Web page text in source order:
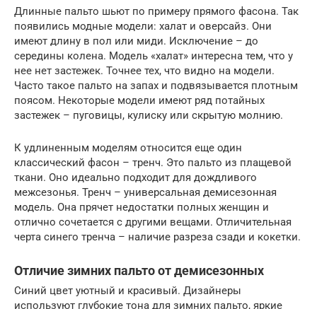
Длинные пальто шьют по примеру прямого фасона. Так
появились модные модели: халат и оверсайз. Они
имеют длину в пол или миди. Исключение – до
середины колена. Модель «халат» интересна тем, что у
нее нет застежек. Точнее тех, что видно на модели.
Часто такое пальто на запах и подвязывается плотным
поясом. Некоторые модели имеют ряд потайных
застежек – пуговицы, кулиску или скрытую молнию.
К удлиненным моделям относится еще один
классический фасон – тренч. Это пальто из плащевой
ткани. Оно идеально подходит для дождливого
межсезонья. Тренч – универсальная демисезонная
модель. Она прячет недостатки полных женщин и
отлично сочетается с другими вещами. Отличительная
черта синего тренча – наличие разреза сзади и кокетки.
Отличие зимних пальто от демисезонных
Синий цвет уютный и красивый. Дизайнеры
используют глубокие тона для зимних пальто, яркие